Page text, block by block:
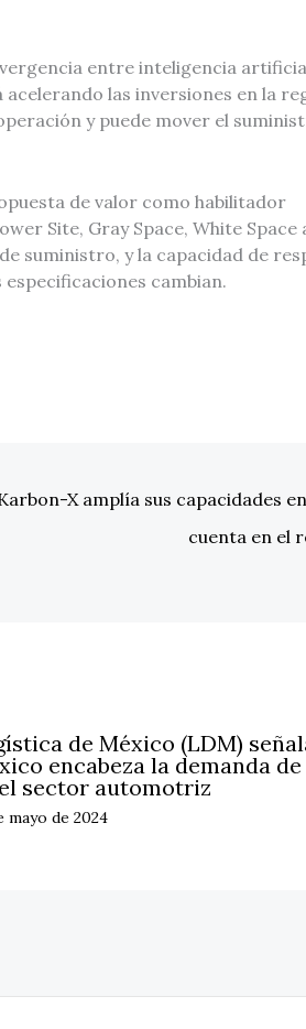
entre inteligencia
las inversiones en la
y puede mover el
de valor como habilitador
Site, Gray Space, White Space
suministro, y la capacidad de
cambian.
X amplía sus capacidades
cuenta en el
de México (LDM)
encabeza la demanda
sector automotriz
mayo de 2024